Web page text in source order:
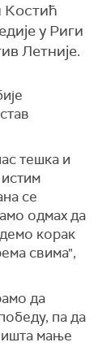
Костић
у Риги
Летније.
тешка и
се
одмах да
корак
свима",
да
па да
мање